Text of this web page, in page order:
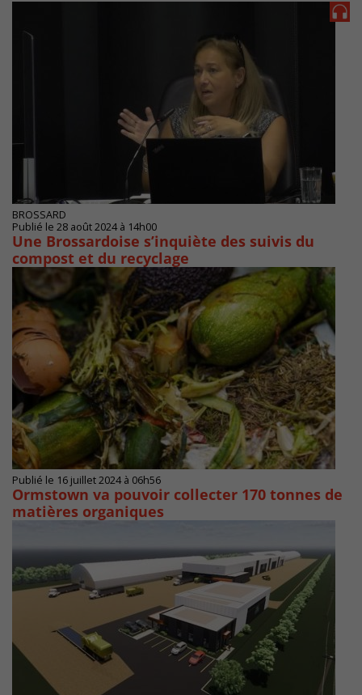
BROSSARD
Publié le 28 août 2024 à 14h00
Une Brossardoise s’inquiète des suivis du
compost et du recyclage
Publié le 16 juillet 2024 à 06h56
Ormstown va pouvoir collecter 170 tonnes de
matières organiques